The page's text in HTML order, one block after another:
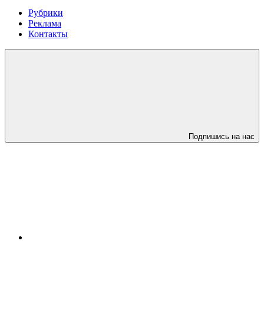
Рубрики
Реклама
Контакты
Подпишись на нас